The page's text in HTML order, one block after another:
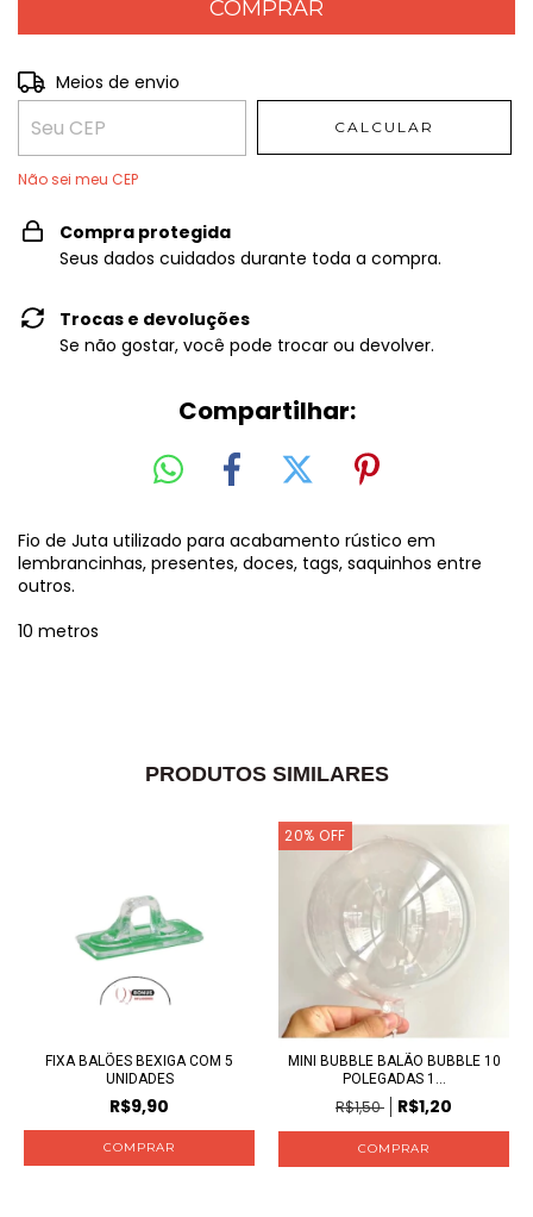
Entregas para o CEP:
Meios de envio
CALCULAR
Não sei meu CEP
Compra protegida
Seus dados cuidados durante toda a compra.
Trocas e devoluções
Se não gostar, você pode trocar ou devolver.
Compartilhar:
Fio de Juta utilizado para acabamento rústico em
lembrancinhas, presentes, doces, tags, saquinhos entre
outros.
10 metros
PRODUTOS SIMILARES
FIXA BALÕES BEXIGA COM 5
UNIDADES
R$9,90
20% OFF
MINI BUBBLE BALÃO BUBBLE 10
POLEGADAS 1...
R$1,50 R$1,20